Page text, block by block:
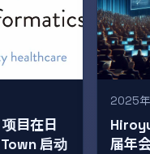
目在日
启动
2025年
届年